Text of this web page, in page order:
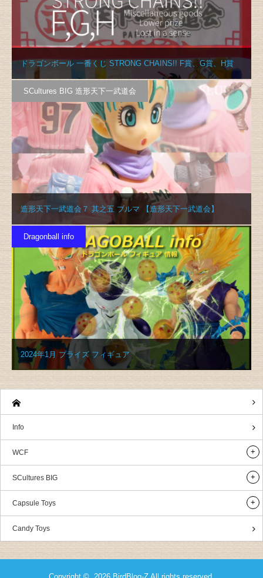
ドラゴンボール 一番くじ STRONG CHAINS!! F賞、G賞、H賞
SCultures BIG 造形天下一武道会
造形天下一武道会７ 其之五 ブルマ 【造形天下一武道会】
Dragonball info
2024年1月 プライズ フィギュア
Info
WCF
SCultures BIG
Capsule Toys
Candy Toys